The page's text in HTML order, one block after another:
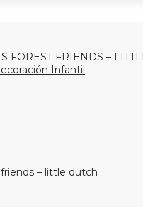
FOREST FRIENDS –
Infantil
– little dutch